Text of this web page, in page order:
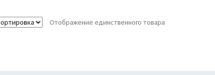
Отображение единственного товара